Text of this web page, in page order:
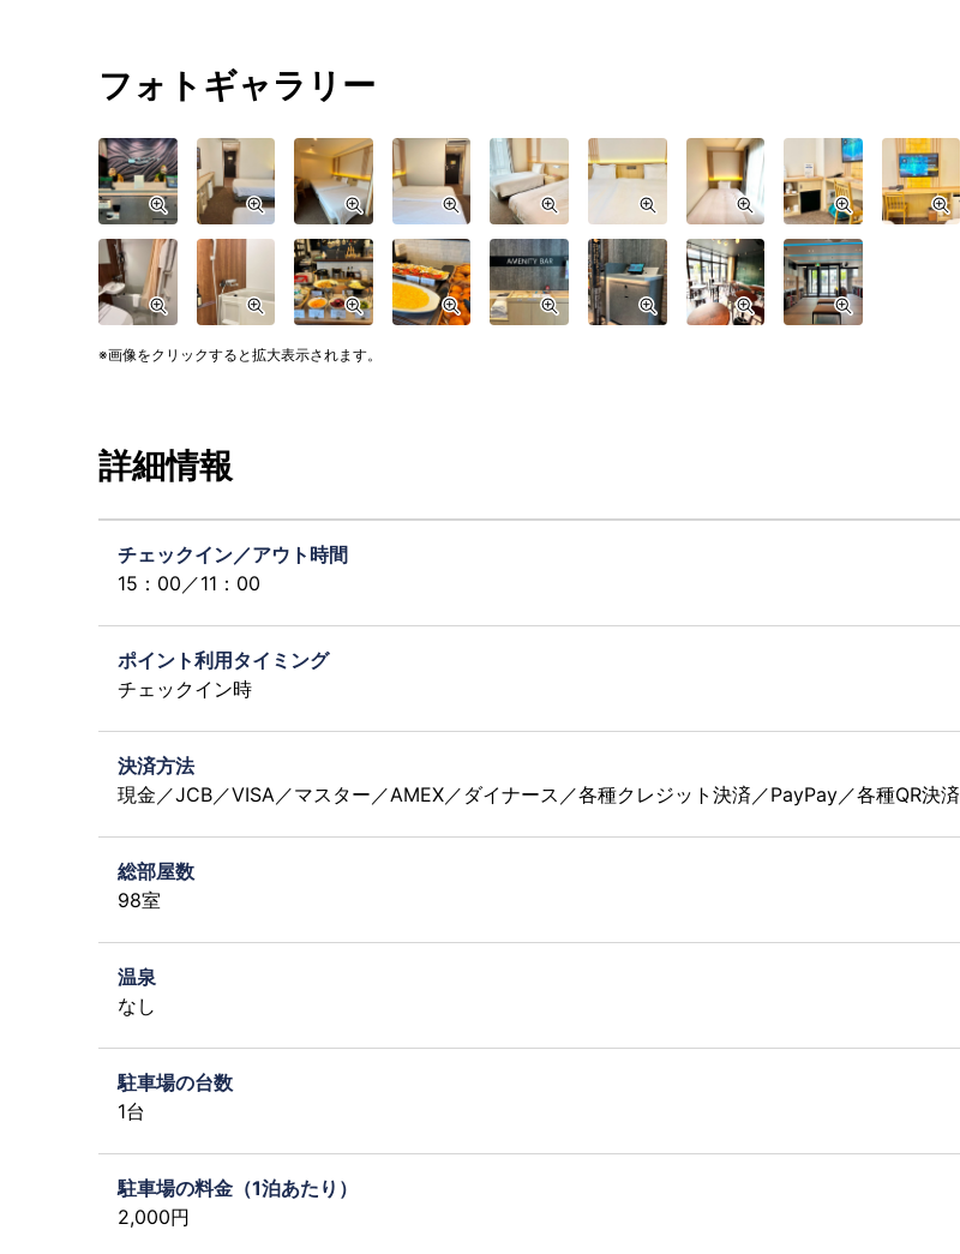
フォトギャラリー
画像をクリックすると拡大表示されます。
詳細情報
チェックイン／アウト時間
15：00／11：00
ポイント利用タイミング
チェックイン時
決済方法
現金／JCB／VISA／マスター／AMEX／ダイナース／各種クレジット決済／PayPay／各種QR決済
総部屋数
98室
温泉
なし
駐車場の台数
1台
駐車場の料金（1泊あたり）
2,000円